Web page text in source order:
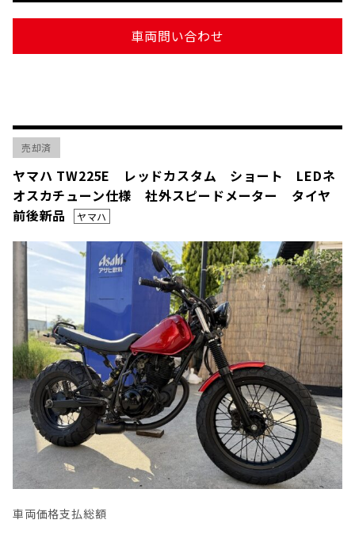
車両問い合わせ
売却済
ヤマハ TW225E レッドカスタム ショート LEDネ
オスカチューン仕様 社外スピードメーター タイヤ
前後新品
ヤマハ
車両価格支払総額